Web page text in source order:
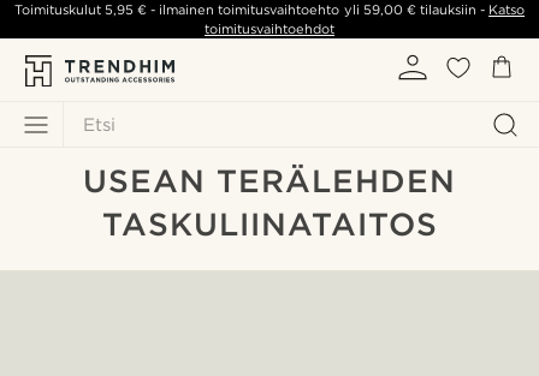
Etsi
Toimituskulut5,95 € - ilmainen toimitusvaihtoehto yli 59,00 €tilauksiin - Katso
toimitusvaihtoehdot
USEAN TERÄLEHDEN
TASKULIINATAITOS